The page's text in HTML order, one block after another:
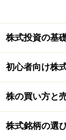
り、世界
す。
例えば、50
観測装置「
ものです
うアルカ
他社は真似
株式投資の基
初心者向け株
株の買い方と
株式銘柄の選